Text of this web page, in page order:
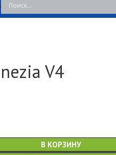
V4
В КОРЗИНУ